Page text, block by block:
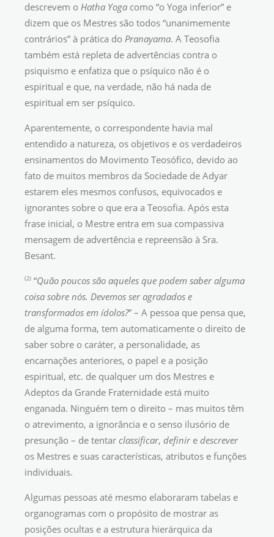
descrevem o Hatha Yoga como “o Yoga inferior” e
dizem que os Mestres são todos “unanimemente
contrários” à prática do Pranayama. A Teosofia
também está repleta de advertências contra o
psiquismo e enfatiza que o psíquico não é o
espiritual e que, na verdade, não há nada de
espiritual em ser psíquico.
Aparentemente, o correspondente havia mal
entendido a natureza, os objetivos e os verdadeiros
ensinamentos do Movimento Teosófico, devido ao
fato de muitos membros da Sociedade de Adyar
estarem eles mesmos confusos, equivocados e
ignorantes sobre o que era a Teosofia. Após esta
frase inicial, o Mestre entra em sua compassiva
mensagem de advertência e repreensão à Sra.
Besant.
(2) “Quão poucos são aqueles que podem saber alguma
coisa sobre nós. Devemos ser agradados e
transformados em ídolos?” – A pessoa que pensa que,
de alguma forma, tem automaticamente o direito de
saber sobre o caráter, a personalidade, as
encarnações anteriores, o papel e a posição
espiritual, etc. de qualquer um dos Mestres e
Adeptos da Grande Fraternidade está muito
enganada. Ninguém tem o direito – mas muitos têm
o atrevimento, a ignorância e o senso ilusório de
presunção – de tentar classificar, definire descrever
os Mestres e suas características, atributos e funções
individuais.
Algumas pessoas até mesmo elaboraram tabelas e
organogramas com o propósito de mostrar as
posições ocultas e a estrutura hierárquica da